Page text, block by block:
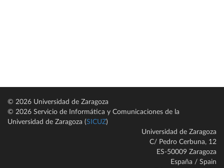
© 2026 Universidad de Zaragoza
© 2026 Servicio de Informática y Comunicaciones de la
Universidad de Zaragoza (SICUZ)
Universidad de Zaragoza
C/ Pedro Cerbuna, 12
ES-50009 Zaragoza
España / Spain